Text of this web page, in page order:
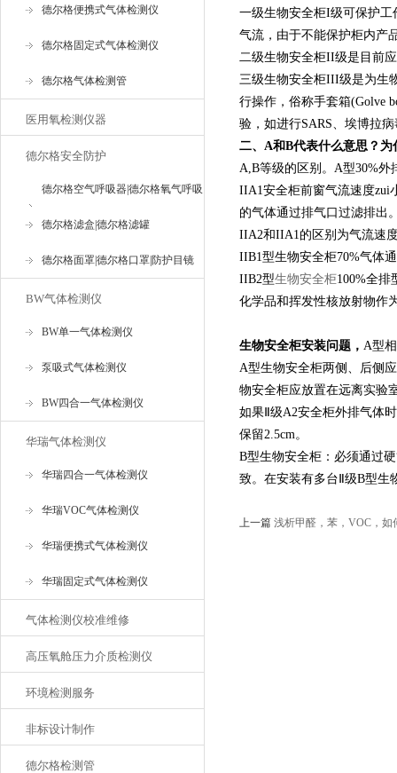
德尔格便携式气体检测仪
德尔格固定式气体检测仪
德尔格气体检测管
医用氧检测仪器
德尔格安全防护
德尔格空气呼吸器|德尔格氧气呼吸
器
德尔格滤盒|德尔格滤罐
德尔格面罩|德尔格口罩|防护目镜
BW气体检测仪
BW单一气体检测仪
泵吸式气体检测仪
BW四合一气体检测仪
华瑞气体检测仪
华瑞四合一气体检测仪
华瑞VOC气体检测仪
华瑞便携式气体检测仪
华瑞固定式气体检测仪
气体检测仪校准维修
高压氧舱压力介质检测仪
环境检测服务
非标设计制作
德尔格检测管
一级生物安全柜I级可保护
气流，由于不能保护柜内产
二级生物安全柜II级是目前
三级生物安全柜III级是为生
行操作，俗称手套箱(Golve
验，如进行SARS、埃博拉
二、A和B代表什么意思？
A,B等级的区别。A型30%外
IIA1安全柜前窗气流速度zui
的气体通过排气口过滤排出
IIA2和IIA1的区别为气流速
IIB1型生物安全柜70%气体
IIB2型生物安全柜100%全排
化学品和挥发性核放射物作
生物安全柜安装问题， A型
A型生物安全柜两侧、后侧
物安全柜应放置在远离实验
如果Ⅱ级A2安全柜外排气体
保留2.5cm。
B型生物安全柜：必须通过
致。在安装有多台Ⅱ级B型生
上一篇 浅析甲醛，苯，VOC，如